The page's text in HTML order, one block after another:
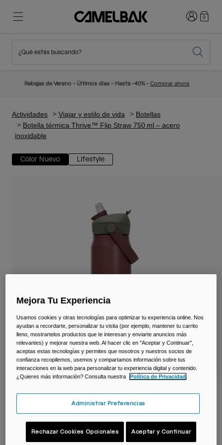
Novedades
Chalecos Hidratación
Accessorios
Ver todo
Senderismo
Viajar y estilo de vida
Adiós a los desechables
Iniciar0
¿Qué estás buscando?
Rebajas de Verano - Últimos días - Hasta -40% -Comprar ahora
Actividades Viajar y estilo de vida
Botellas
Botella térmica Thrive™ Flip Straw 750 ml – acero
inoxidable
Color Nuevo Lifestyle
Botella térmica Thrive™ Flip Straw 750 ml
– acero inoxidable
N.º de artículo38300-E17-OS
Mejora Tu Experiencia
Usamos cookies y otras tecnologías para optimizar tu experiencia online. Nos
ayudan a recordarte, personalizar tu visita (por ejemplo, mantener tu carrito
lleno, mostrartelos productos que te interesan y enviarte anuncios más
relevantes) y mejorar nuestra web. Al hacer clic en "Aceptar y Continuar",
aceptas estas tecnologías y permites que nosotros y nuestros socios de
confianza recopilemos, usemos y compartamos información sobre tus
interacciones en la web para personalizar tu experiencia digital y contenido.
¿Quieres más información? Consulta nuestra
Política de Privacidad
Administrar Preferencias
Rechazar Cookies Opcionales Aceptar y Continuar